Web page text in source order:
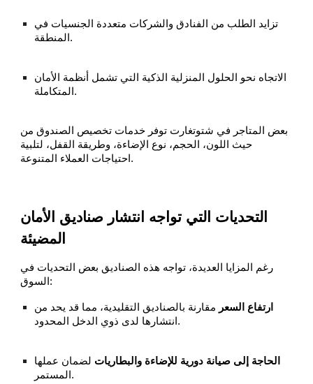
تزايد الطلب من الفنادق والشركات متعددة الجنسيات في
المنطقة.
الاتجاه نحو الحلول المنزلية الذكية التي تشمل أنظمة الأمان
المتكاملة.
بعض المتاجر في شتوتغارت توفر خدمات تخصيص الصندوق من
حيث اللون، الحجم، نوع الإضاءة، وطريقة القفل، لتلبية
احتياجات العملاء المتنوعة.
التحديات التي تواجه انتشار صناديق الأمان
المضيئة
رغم المزايا العديدة، تواجه هذه الصناديق بعض التحديات في
السوق:
ارتفاع السعر مقارنة بالصناديق التقليدية، مما قد يحد من
انتشارها لدى ذوي الدخل المحدود.
الحاجة إلى صيانة دورية للإضاءة والبطاريات لضمان عملها
المستمر.